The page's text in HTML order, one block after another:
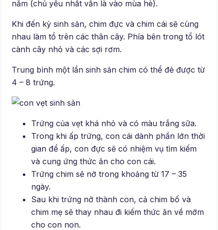
năm (chủ yếu nhất vẫn là vào mùa hè).
Khi đến kỳ sinh sản, chim đực và chim cái sẽ cùng
nhau làm tổ trên các thân cây. Phía bên trong tổ lót
cành cây nhỏ và các sợi rơm.
Trung bình một lần sinh sản chim có thể đẻ được từ
4 – 8 trứng.
Trứng của vẹt khá nhỏ và có màu trắng sữa.
Trong khi ấp trứng, con cái dành phần lớn thời
gian để ấp, con đực sẽ có nhiệm vụ tìm kiếm
và cung ứng thức ăn cho con cái.
Trứng chim sẽ nở trong khoảng từ 17 – 35
ngày.
Sau khi trứng nở thành con, cả chim bố và
chim mẹ sẽ thay nhau đi kiếm thức ăn về mớm
cho con non.